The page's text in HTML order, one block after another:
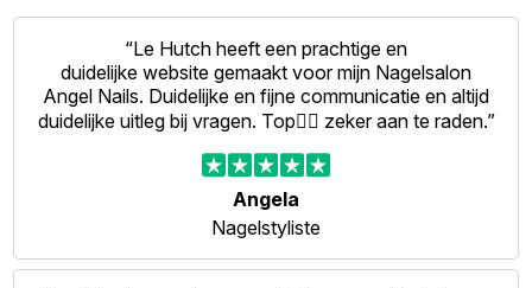
“Le Hutch heeft een prachtige en
duidelijke website gemaakt voor mijn Nagelsalon
Angel Nails. Duidelijke en fijne communicatie en altijd
duidelijke uitleg bij vragen. Top👍🏻 zeker aan te raden.”
Angela
Nagelstyliste